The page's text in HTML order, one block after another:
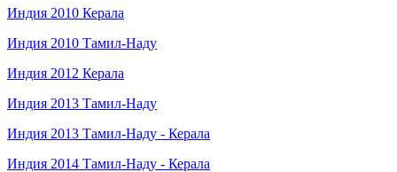
Индия 2010 Керала
Индия 2010 Тамил-Наду
Индия 2012 Керала
Индия 2013 Тамил-Наду
Индия 2013 Тамил-Наду - Керала
Индия 2014 Тамил-Наду - Керала